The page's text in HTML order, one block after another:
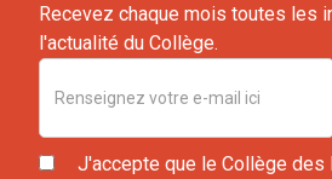
Recevez chaque mois toutes les
l'actualité du Collège.
J'accepte que le Collège des